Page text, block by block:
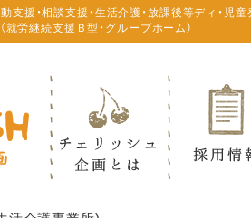
相談支援・生活介護・放課後等ディ・児童
継続支援Ｂ型・グループホーム）